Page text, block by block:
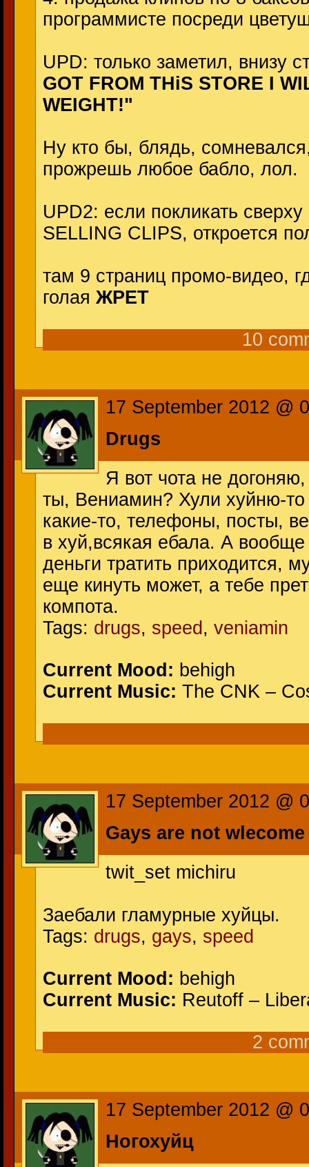
программисте посреди
UPD: только заметил, внизу
GOT FROM THiS STORE I
WEIGHT!"
Ну кто бы, блядь,
прожрешь любое бабло, лол.
UPD2: если покликать
SELLING CLIPS, откроется
там 9 страниц промо-видео,
голая ЖРЕТ
10
17 September 2012 @
Drugs
Я вот чота не
ты, Вениамин? Хули хуйню-
какие-то, телефоны, посты,
в хуй,всякая ебала. А
деньги тратить приходится,
еще кинуть может, а тебе
компота.
Tags: drugs, speed , veniamin
Current Mood: behigh
Current Music: The CNK –
17 September 2012 @
Gays are not
twit_set michiru
Заебали гламурные хуйцы.
Tags: drugs, gays, speed
Current Mood: behigh
Current Music: Reutoff –
2
17 September 2012 @
Ногохуйц